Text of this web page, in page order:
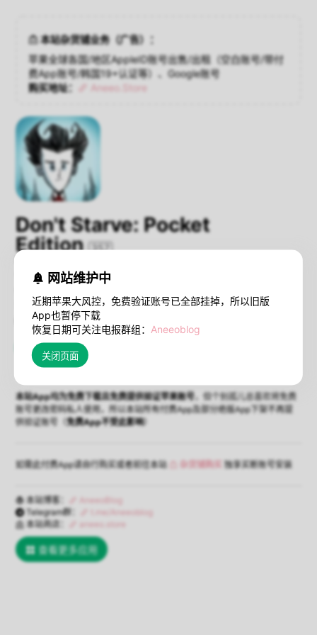
本站杂货铺业务（广告）：
苹果全球各国/地区AppleID账号出售/出租（空白账号/带付
费App账号/韩国19+认证等）、Google账号
购买地址：
Aneeo.Store
Don't Starve: Pocket
Edition 357
Version：1.36
Size：321 MB
暂不支持iOS16+设备在线安装；
已下架 （点击查看应用列表）
本站App均为免费下载且免费提供验证苹果账号 ，但个别孤儿总喜欢将免费
账号更改密码私人使用，所以本站所有付费App及部分绝版App下架不再提
供验证账号（ 免费App不受此影响）
如需此付费App请自行购买或者前往本站 独享买断账号安装
本站博客：
AneeoBlog
Telegram群：
t.me/Aneeoblog
本站商店：
aneeo.store
查看更多应用
网站维护中
近期苹果大风控，免费验证账号已全部挂掉，所以旧版
App也暂停下载
恢复日期可关注电报群组： Aneeoblog